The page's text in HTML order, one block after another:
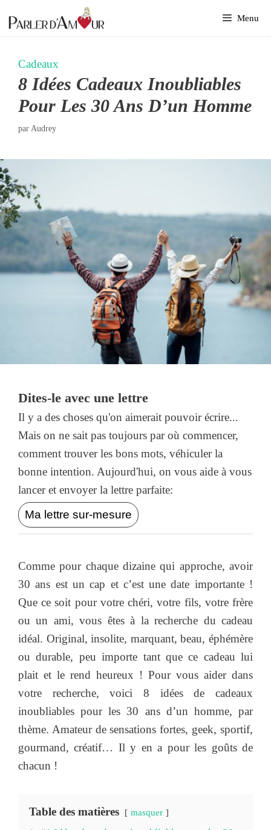
au
Menu
Cadeaux
8 Idées Cadeaux Inoubliables
Pour Les 30 Ans D’un Homme
par Audrey
Dites-le avec une lettre
Il y a des choses qu'on aimerait pouvoir écrire...
Mais on ne sait pas toujours par où commencer,
comment trouver les bons mots, véhiculer la
bonne intention. Aujourd'hui, on vous aide à vous
lancer et envoyer la lettre parfaite:
Ma lettre sur-mesure
Comme pour chaque dizaine qui approche, avoir
30 ans est un cap et c’est une date importante !
Que ce soit pour votre chéri, votre fils, votre frère
ou un ami, vous êtes à la recherche du cadeau
idéal. Original, insolite, marquant, beau, éphémère
ou durable, peu importe tant que ce cadeau lui
plait et le rend heureux ! Pour vous aider dans
votre recherche, voici 8 idées de cadeaux
inoubliables pour les 30 ans d’un homme, par
thème. Amateur de sensations fortes, geek, sportif,
gourmand, créatif… Il y en a pour les goûts de
chacun !
Table des matières masquer